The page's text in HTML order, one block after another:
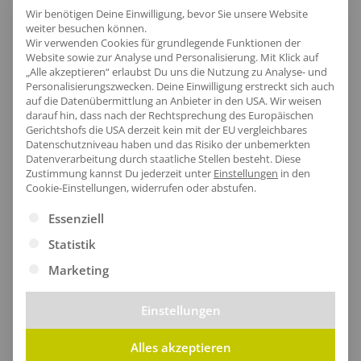
Komfort und Sicherheit bieten. Ideal für alle, die
Wert auf Sichtbarkeit und Schutz legen, erfüllt dieser
Zip-Pullover die EU-Zertifizierungen nach EN ISO
13688:2013 und EN ISO 20471:2013/A1:201
Wir benötigen Deine Einwilligung, bevor Sie unsere Website
weiter besuchen können.
Wir verwenden Cookies für grundlegende Funktionen der
Website sowie zur Analyse und Personalisierung. Mit Klick auf
„Alle akzeptieren“ erlaubst Du uns die Nutzung zu Analyse- und
Personalisierungszwecken. Deine Einwilligung erstreckt sich auch
auf die Datenübermittlung an Anbieter in den USA. Wir weisen
darauf hin, dass nach der Rechtsprechung des Europäischen
Gerichtshofs die USA derzeit kein mit der EU vergleichbares
Datenschutzniveau haben und das Risiko der unbemerkten
Datenverarbeitung durch staatliche Stellen besteht. Diese
Zustimmung kannst Du jederzeit unter Einstellungen in den
Cookie-Einstellungen, widerrufen oder abstufen.
Es folgt eine Liste der Service-Gruppen, für die eine
Essenziell
Statistik
Marketing
Einstellungen
Alles akzeptieren